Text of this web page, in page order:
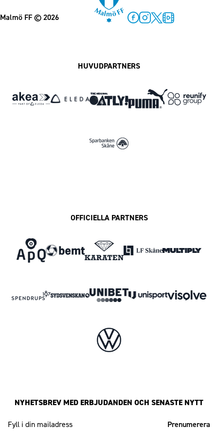
Malmö FF© 2026
HUVUDPARTNERS
OFFICIELLA PARTNERS
NYHETSBREV MED ERBJUDANDEN OCH SENASTE NYTT